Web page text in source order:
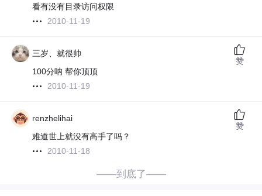
看有没有目录访问权限
2010-11-19
三岁、就很帅
100分呐 帮你顶顶
2010-11-19
赞
renzhelihai
难道世上就没有高手了吗？
2010-11-18
赞
——到底了——